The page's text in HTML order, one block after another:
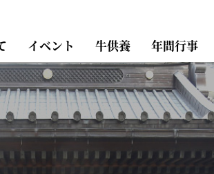
イベント 牛供養 年間行事